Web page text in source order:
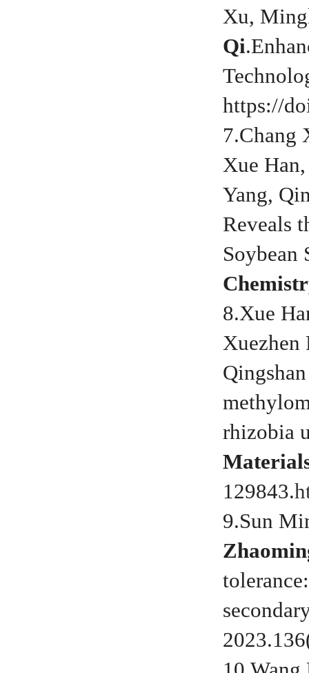
Xu,
Qi
https://
7.Chang
Xue
Yang,
Reveals
Soybean
8.Xue
Xuezhen
rhizobia
129843.
9.Sun